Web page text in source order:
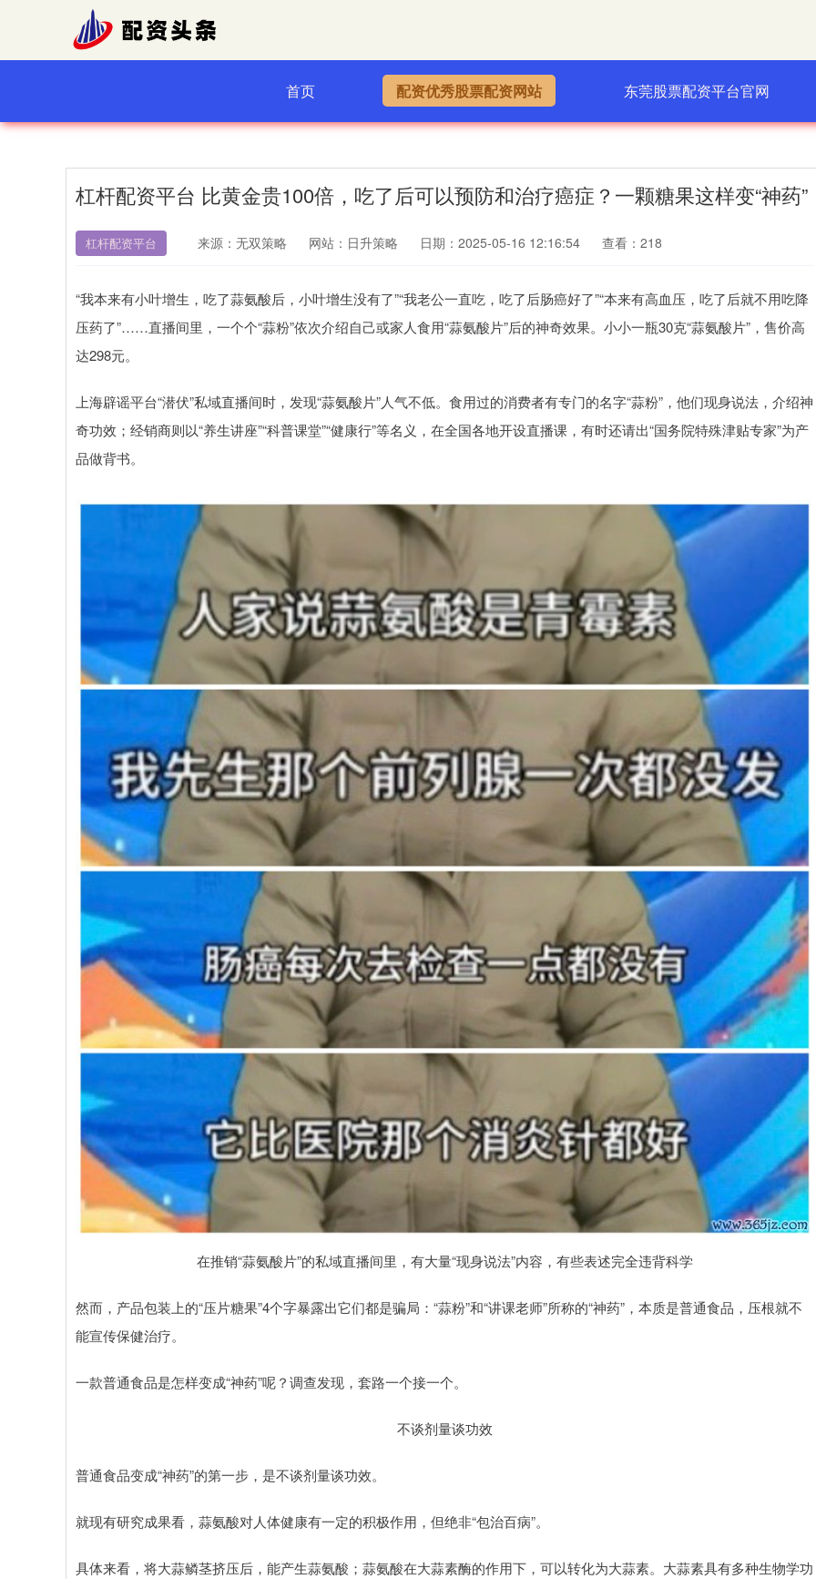
首页 配资优秀股票配资网站 东莞股票配资平台官网
杠杆配资平台 比黄金贵100倍，吃了后可以预防和治疗癌症？一颗糖果这样变“神药”
杠杆配资平台 来源：无双策略 网站：日升策略 日期：2025-05-16 12:16:54 查看：218
“我本来有小叶增生，吃了蒜氨酸后，小叶增生没有了”“我老公一直吃，吃了后肠癌好了”“本来有高血压，吃了后就不用吃降
压药了”……直播间里，一个个“蒜粉”依次介绍自己或家人食用“蒜氨酸片”后的神奇效果。小小一瓶30克“蒜氨酸片”，售价高
达298元。
上海辟谣平台“潜伏”私域直播间时，发现“蒜氨酸片”人气不低。食用过的消费者有专门的名字“蒜粉”，他们现身说法，介绍神
奇功效；经销商则以“养生讲座”“科普课堂”“健康行”等名义，在全国各地开设直播课，有时还请出“国务院特殊津贴专家”为产
品做背书。
在推销“蒜氨酸片”的私域直播间里，有大量“现身说法”内容，有些表述完全违背科学
然而，产品包装上的“压片糖果”4个字暴露出它们都是骗局：“蒜粉”和“讲课老师”所称的“神药”，本质是普通食品，压根就不
能宣传保健治疗。
一款普通食品是怎样变成“神药”呢？调查发现，套路一个接一个。
不谈剂量谈功效
普通食品变成“神药”的第一步，是不谈剂量谈功效。
就现有研究成果看，蒜氨酸对人体健康有一定的积极作用，但绝非“包治百病”。
具体来看，将大蒜鳞茎挤压后，能产生蒜氨酸；蒜氨酸在大蒜素酶的作用下，可以转化为大蒜素。大蒜素具有多种生物学功